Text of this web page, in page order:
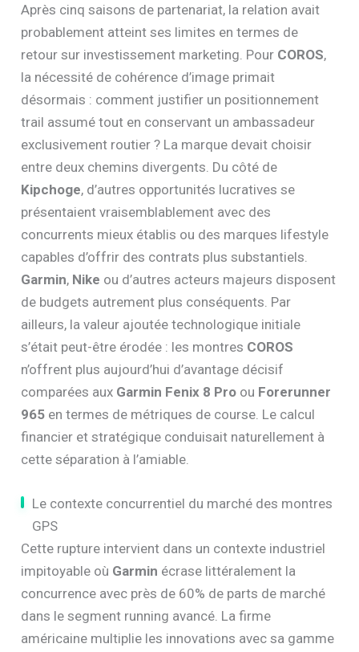
Après cinq saisons de partenariat, la relation avait
probablement atteint ses limites en termes de
retour sur investissement marketing. Pour COROS,
la nécessité de cohérence d’image primait
désormais : comment justifier un positionnement
trail assumé tout en conservant un ambassadeur
exclusivement routier ? La marque devait choisir
entre deux chemins divergents. Du côté de
Kipchoge, d’autres opportunités lucratives se
présentaient vraisemblablement avec des
concurrents mieux établis ou des marques lifestyle
capables d’offrir des contrats plus substantiels.
Garmin, Nike ou d’autres acteurs majeurs disposent
de budgets autrement plus conséquents. Par
ailleurs, la valeur ajoutée technologique initiale
s’était peut-être érodée : les montres COROS
n’offrent plus aujourd’hui d’avantage décisif
comparées aux Garmin Fenix 8 Pro ou Forerunner
965 en termes de métriques de course. Le calcul
financier et stratégique conduisait naturellement à
cette séparation à l’amiable.
Le contexte concurrentiel du marché des montres
GPS
Cette rupture intervient dans un contexte industriel
impitoyable où Garmin écrase littéralement la
concurrence avec près de 60% de parts de marché
dans le segment running avancé. La firme
américaine multiplie les innovations avec sa gamme